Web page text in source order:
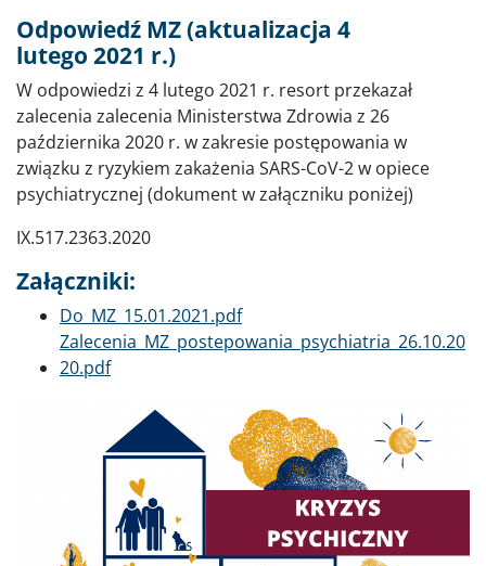
Odpowiedź MZ (aktualizacja 4
lutego 2021 r.)
W odpowiedzi z 4 lutego 2021 r. resort przekazał
zalecenia zalecenia Ministerstwa Zdrowia z 26
października 2020 r. w zakresie postępowania w
związku z ryzykiem zakażenia SARS-CoV-2 w opiece
psychiatrycznej (dokument w załączniku poniżej)
IX.517.2363.2020
Załączniki:
Dokument
Do_MZ_15.01.2021.pdf
Dokument
Zalecenia_MZ_postepowania_psychiatria_26.10.20
20.pdf